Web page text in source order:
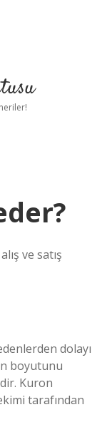
ve satış
dolayı
boyutunu
Kuron
tarafından